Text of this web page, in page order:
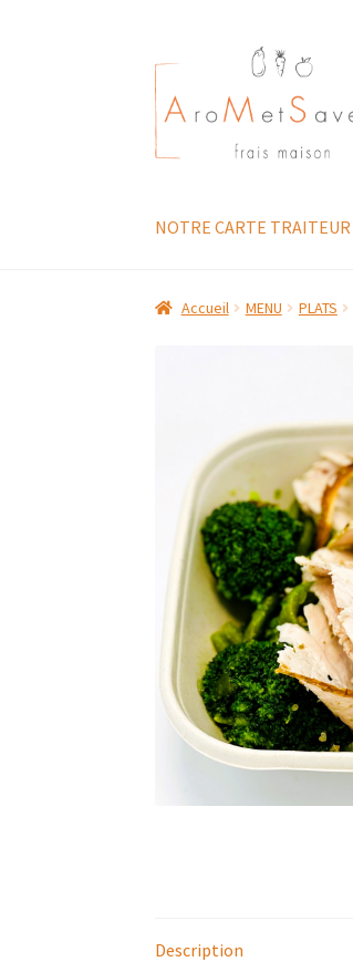
Aller
à
la
navigation
Aller
au
contenu
NOTRE CARTE TRAITEUR
Accueil MENU PLATS
Description